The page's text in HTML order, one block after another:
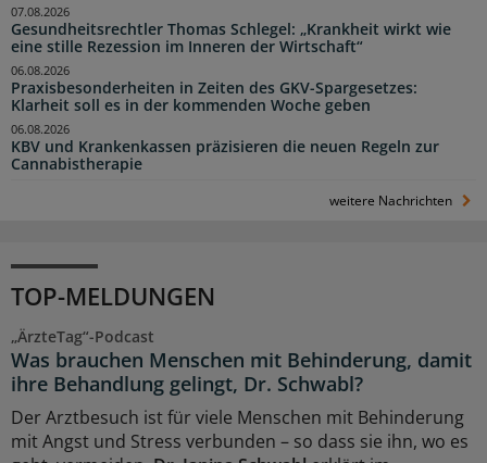
Gesundheitsrechtler Thomas Schlegel: „Krankheit wirkt wie
eine stille Rezession im Inneren der Wirtschaft“
07.08.2026
Praxisbesonderheiten in Zeiten des GKV-Spargesetzes:
Klarheit soll es in der kommenden Woche geben
06.08.2026
KBV und Krankenkassen präzisieren die neuen Regeln zur
Cannabistherapie
06.08.2026
weitere Nachrichten
TOP-MELDUNGEN
„ÄrzteTag“-Podcast
Was brauchen Menschen mit Behinderung, damit
ihre Behandlung gelingt, Dr. Schwabl?
Der Arztbesuch ist für viele Menschen mit Behinderung
mit Angst und Stress verbunden – so dass sie ihn, wo es